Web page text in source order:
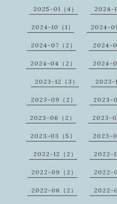
2025-01（4） 2024-
2024-10（1） 2024-
2024-07（2） 2024-
2024-04（2） 2024-
2023-12（3） 2023-
2023-09（2） 2023-
2023-06（2） 2023-
2023-03（5） 2023-
2022-12（2） 2022-
2022-09（2） 2022-
2022-06（2） 2022-